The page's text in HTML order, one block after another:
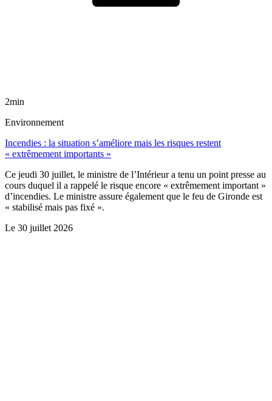
2min
Environnement
Incendies : la situation s’améliore mais les risques restent
« extrêmement importants »
Ce jeudi 30 juillet, le ministre de l’Intérieur a tenu un point presse au
cours duquel il a rappelé le risque encore « extrêmement important »
d’incendies. Le ministre assure également que le feu de Gironde est
« stabilisé mais pas fixé ».
Le 30 juillet 2026